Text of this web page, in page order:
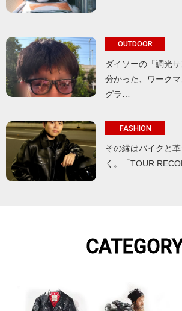
OUTDOOR
ダイソーの「調光
分かった、ワーク
グラ…
FASHION
その縁はバイクと
く。「TOUR